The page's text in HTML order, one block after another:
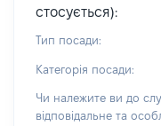
стосується):
Тип посади:
Категорія посади:
Чи належите ви до
відповідальне та